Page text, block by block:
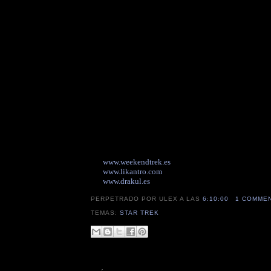
www.weekendtrek.es
www.likantro.com
www.drakul.es
PERPETRADO POR ULEXA LAS6:10:00 1
TEMAS:STAR TREK